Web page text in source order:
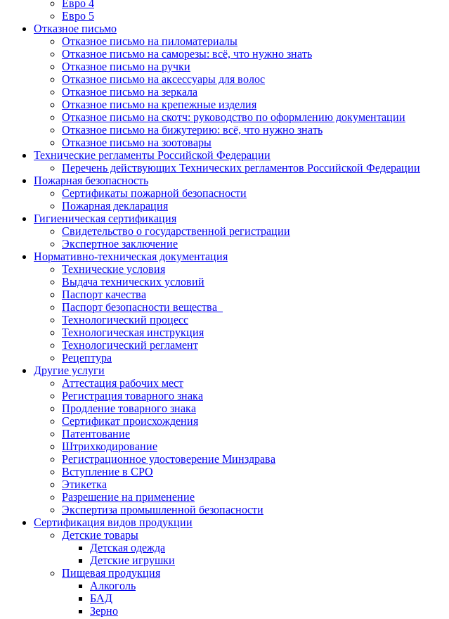
Евро 4
Евро 5
Отказное письмо
Отказное письмо на пиломатериалы
Отказное письмо на саморезы: всё, что нужно знать
Отказное письмо на ручки
Отказное письмо на аксессуары для волос
Отказное письмо на зеркала
Отказное письмо на крепежные изделия
Отказное письмо на скотч: руководство по оформлению документации
Отказное письмо на бижутерию: всё, что нужно знать
Отказное письмо на зоотовары
Технические регламенты Российской Федерации
Перечень действующих Технических регламентов Российской Федерации
Пожарная безопасность
Сертификаты пожарной безопасности
Пожарная декларация
Гигиеническая сертификация
Свидетельство о государственной регистрации
Экспертное заключение
Нормативно-техническая документация
Технические условия
Выдача технических условий
Паспорт качества
Паспорт безопасности вещества
Технологический процесс
Технологическая инструкция
Технологический регламент
Рецептура
Другие услуги
Аттестация рабочих мест
Регистрация товарного знака
Продление товарного знака
Сертификат происхождения
Патентование
Штрихкодирование
Регистрационное удостоверение Минздрава
Вступление в СРО
Этикетка
Разрешение на применение
Экспертиза промышленной безопасности
Сертификация видов продукции
Детские товары
Детская одежда
Детские игрушки
Пищевая продукция
Алкоголь
БАД
Зерно